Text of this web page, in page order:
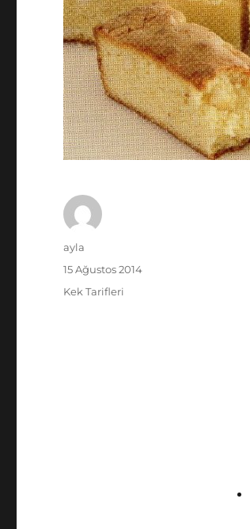
Yazar
ayla
Yayın
tarihi
15 Ağustos 2014
Kategoriler
Kek Tarifleri